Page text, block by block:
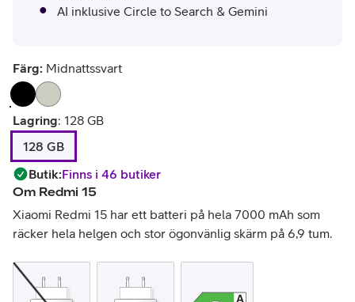
AI inklusive Circle to Search & Gemini
Färg: Midnattssvart
Lagring: 128 GB
128 GB
Butik:Finns i 46 butiker
Om Redmi 15
Xiaomi Redmi 15 har ett batteri på hela 7000 mAh som
räcker hela helgen och stor ögonvänlig skärm på 6,9 tum.